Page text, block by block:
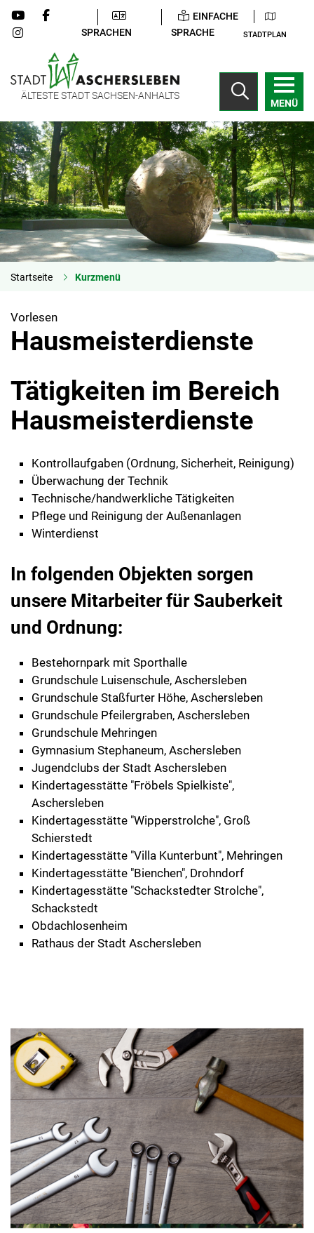
SPRACHEN
EINFACHE
SPRACHE
STADTPLAN
ÄLTESTE STADT SACHSEN-ANHALTS
MENÜ
Startseite Kurzmenü
Vorlesen
Hausmeisterdienste
Tätigkeiten im Bereich
Hausmeisterdienste
Kontrollaufgaben (Ordnung, Sicherheit, Reinigung)
Überwachung der Technik
Technische/handwerkliche Tätigkeiten
Pflege und Reinigung der Außenanlagen
Winterdienst
In folgenden Objekten sorgen
unsere Mitarbeiter für Sauberkeit
und Ordnung:
Bestehornpark mit Sporthalle
Grundschule Luisenschule, Aschersleben
Grundschule Staßfurter Höhe, Aschersleben
Grundschule Pfeilergraben, Aschersleben
Grundschule Mehringen
Gymnasium Stephaneum, Aschersleben
Jugendclubs der Stadt Aschersleben
Kindertagesstätte "Fröbels Spielkiste",
Aschersleben
Kindertagesstätte "Wipperstrolche", Groß
Schierstedt
Kindertagesstätte "Villa Kunterbunt", Mehringen
Kindertagesstätte "Bienchen", Drohndorf
Kindertagesstätte "Schackstedter Strolche",
Schackstedt
Obdachlosenheim
Rathaus der Stadt Aschersleben